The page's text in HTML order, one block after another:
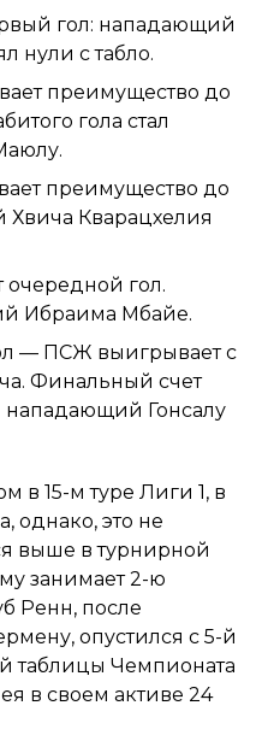
гол: нападающий
нули с табло.
преимущество до
гола стал
преимущество до
Кварацхелия
очередной гол.
Ибраима Мбайе.
— ПСЖ выигрывает с
Финальный счет
нападающий Гонсалу
в 15-м туре Лиги 1, в
однако, это не
выше в турнирной
занимает 2-ю
Ренн, после
опустился с 5-й
таблицы Чемпионата
в своем активе 24